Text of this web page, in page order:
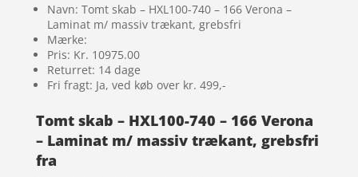
Navn: Tomt skab – HXL100-740 – 166 Verona –
Laminat m/ massiv trækant, grebsfri
Mærke:
Pris: Kr. 10975.00
Returret: 14 dage
Fri fragt: Ja, ved køb over kr. 499,-
Tomt skab – HXL100-740 – 166 Verona
– Laminat m/ massiv trækant, grebsfri
fra